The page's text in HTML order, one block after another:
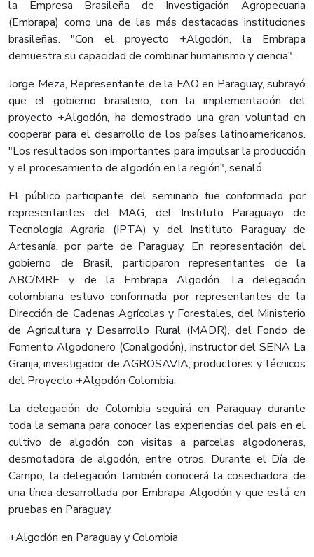
la Empresa Brasileña de Investigación Agropecuaria
(Embrapa) como una de las más destacadas instituciones
brasileñas. "Con el proyecto +Algodón, la Embrapa
demuestra su capacidad de combinar humanismo y ciencia".
Jorge Meza, Representante de la FAO en Paraguay, subrayó
que el gobierno brasileño, con la implementación del
proyecto +Algodón, ha demostrado una gran voluntad en
cooperar para el desarrollo de los países latinoamericanos.
"Los resultados son importantes para impulsar la producción
y el procesamiento de algodón en la región", señaló.
El público participante del seminario fue conformado por
representantes del MAG, del Instituto Paraguayo de
Tecnología Agraria (IPTA) y del Instituto Paraguay de
Artesanía, por parte de Paraguay. En representación del
gobierno de Brasil, participaron representantes de la
ABC/MRE y de la Embrapa Algodón. La delegación
colombiana estuvo conformada por representantes de la
Dirección de Cadenas Agrícolas y Forestales, del Ministerio
de Agricultura y Desarrollo Rural (MADR), del Fondo de
Fomento Algodonero (Conalgodón), instructor del SENA La
Granja; investigador de AGROSAVIA; productores y técnicos
del Proyecto +Algodón Colombia.
La delegación de Colombia seguirá en Paraguay durante
toda la semana para conocer las experiencias del país en el
cultivo de algodón con visitas a parcelas algodoneras,
desmotadora de algodón, entre otros. Durante el Día de
Campo, la delegación también conocerá la cosechadora de
una línea desarrollada por Embrapa Algodón y que está en
pruebas en Paraguay.
+Algodón en Paraguay y Colombia